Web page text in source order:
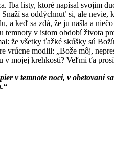
listy, ktoré napísal svojim
sa oddýchnuť si, ale
a keď sa zdá, že ju našla a
v istom období života
že všetky ťažké skúšky sú
vrúcne modlil: „Bože môj,
v mojej krehkosti? Veľmi ťa
v temnote noci, v obetovaní